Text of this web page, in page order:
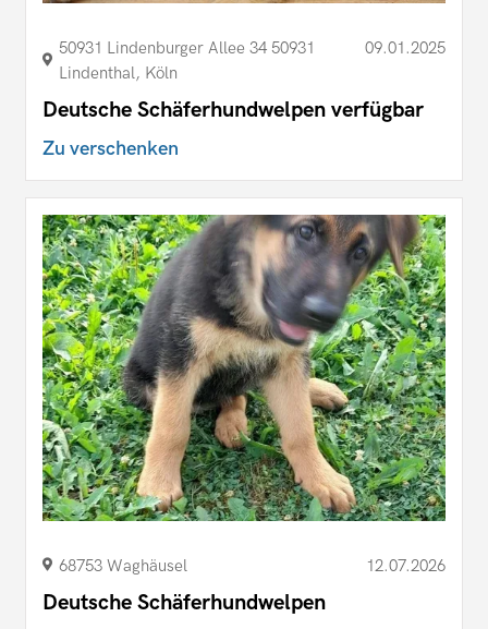
50931 Lindenburger Allee 34 50931
Lindenthal, Köln
09.01.2025
Deutsche Schäferhundwelpen verfügbar
Zu verschenken
68753 Waghäusel 12.07.2026
Deutsche Schäferhundwelpen